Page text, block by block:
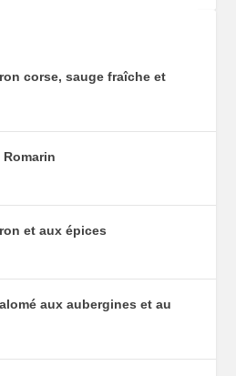
corse, sauge fraîche et
et aux épices
aux aubergines et au